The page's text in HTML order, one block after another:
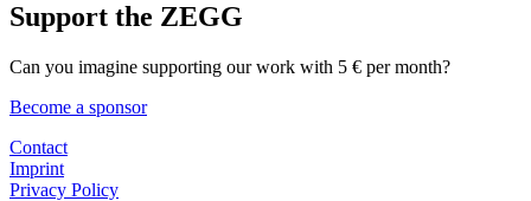
Support the ZEGG
Can you imagine supporting our work with 5 € per month?
Become a sponsor
Contact
Imprint
Privacy Policy